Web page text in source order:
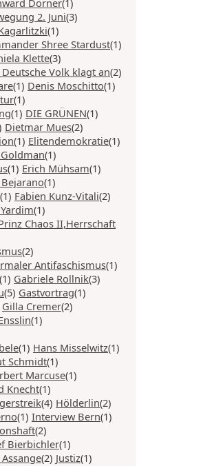
2. Juni(3)
(1)
Shree Stardust(1)
Klette(3)
Deutsche Volk klagt an(2)
(1) Denis Moschitto(1)
(1)
(1) DIE GRÜNEN(1)
Dietmar Mues(2)
(1) Elitendemokratie(1)
(1)
(1) Erich Mühsam(1)
(1)
(1) Fabien Kunz-Vitali(2)
(1)
Chaos II,Herrschaft
(2)
Antifaschismus(1)
(1) Gabriele Rollnik(3)
(5) Gastvortrag(1)
Gilla Cremer(2)
(1)
(1) Hans Misselwitz(1)
Schmidt(1)
Marcuse(1)
Knecht(1)
(4) Hölderlin(2)
(1) Interview Bern(1)
(2)
Bierbichler(1)
(2) Justiz(1)